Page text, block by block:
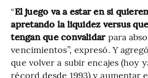
“El juego va a estar en si
apretando la liquidez versus
tengan que convalidarpara
vencimientos”, expresó. Y
que volver a subir encajes (hoy
récord desde 1993) y aumentar